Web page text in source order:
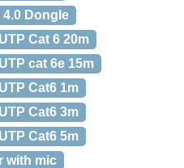
Dongle
Cat 6 20m
cat 6e 15m
Cat6 1m
Cat6 3m
Cat6 5m
with mic